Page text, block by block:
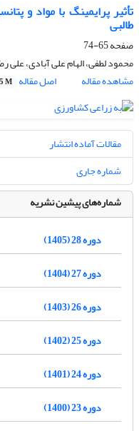
تأثیر پرایمینگ با مواد و
طالبی
صفحه65-74
محمود لطفی، الهام علی آبادی، علی
مشاهده مقاله
اصل مقاله M
مقالات آماده انتشار
شماره جاری
شماره‌های پیشین نشریه
دوره 28 (1405)
دوره 27 (1404)
دوره 26 (1403)
دوره 25 (1402)
دوره 24 (1401)
دوره 23 (1400)